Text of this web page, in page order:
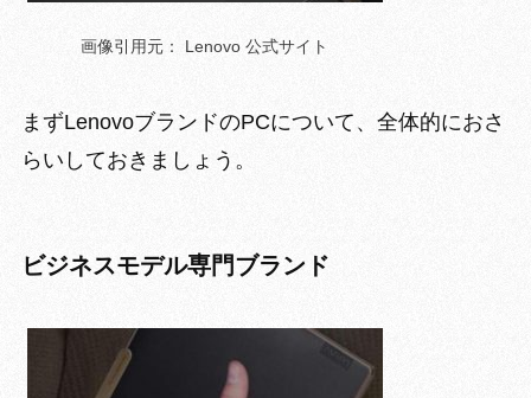
画像引用元： Lenovo 公式サイト
まずLenovoブランドのPCについて、全体的におさ
らいしておきましょう。
ビジネスモデル専門ブランド